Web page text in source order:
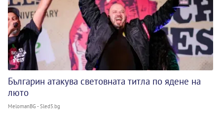
Българин атакува световната титла по ядене на
люто
MelomanBG - Sled5.bg